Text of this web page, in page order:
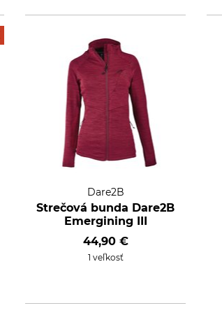
Dare2B
Strečová bunda Dare2B
Emergining III
44,90 €
1 veľkosť